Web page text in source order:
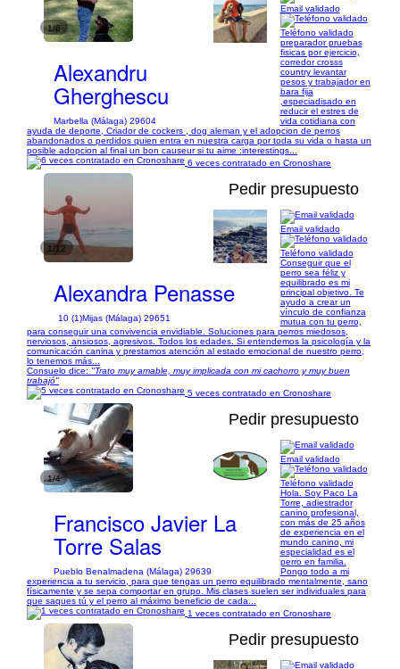
1/6
Alexandru
Gherghescu
Marbella (Málaga) 29604
Email validado
Teléfono validado
preparador pruebas
fisicas por ejercicio,
corredor crosss
country levantar
pesos y trabajador en
bara fija
,especiadisado en
reducir el estres de
vida cotidiana con
ayuda de deporte, Criador de cockers , dog aleman y el adopcion de perros
abandonados o perdidos quien entra en nuestra carga por toda su vida o hasta un
posible adopcion al final un bon causeur si tu aime :interestings...
6 veces contratado en Cronoshare
1/12
Pedir presupuesto
Alexandra Penasse
10 (1)Mijas (Málaga) 29651
Email validado
Teléfono validado
Conseguir que el
perro sea féliz y
equilibrado es mi
principal objetivo. Te
ayudo a crear un
vínculo de confianza
mutua con tu perro,
para conseguir una convivencia envidiable. Soluciones para perros miedosos,
nerviosos, ansiosos, agresivos. Todos los edades. Si entendemos la psicología y la
comunicación canina y prestamos atención al estado emocional de nuestro perro,
lo tenemos más...
Consuelo dice: "Trato muy amable, muy implicada con mi cachorro y muy buen
trabajó"
5 veces contratado en Cronoshare
1/4
Pedir presupuesto
Francisco Javier La
Torre Salas
Pueblo Benalmadena (Málaga) 29639
Email validado
Teléfono validado
Hola. Soy Paco La
Torre, adiestrador
canino profesional,
con más de 25 años
de experiencia en el
mundo canino, mi
especialidad es el
perro en familia.
Pongo todo a mi
experiencia a tu servicio, para que tengas un perro equilibrado mentalmente, sano
físicamente y se sepa comportar en grupo. Mis clases suelen ser individuales para
que saques tú y el perro al máximo beneficio de cada...
1 veces contratado en Cronoshare
Pedir presupuesto